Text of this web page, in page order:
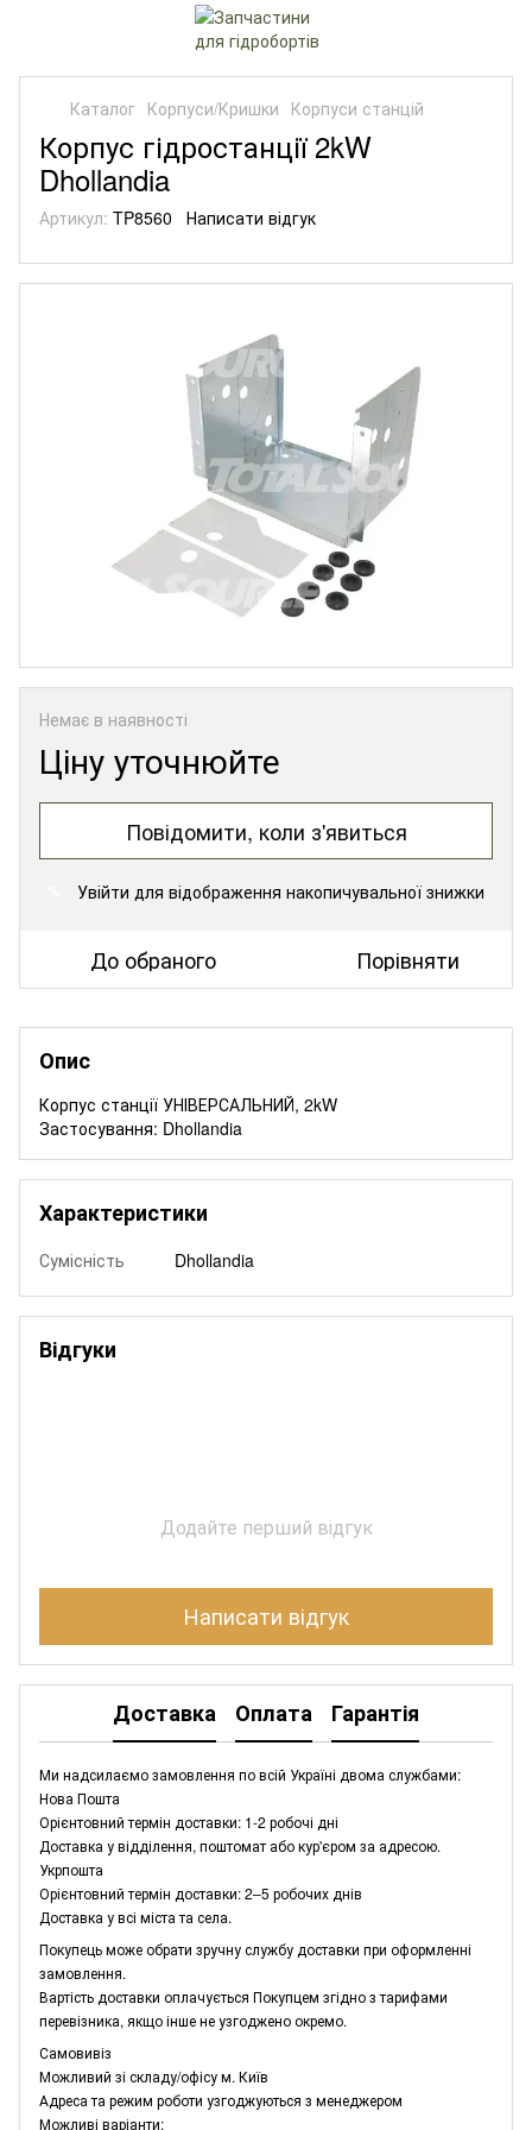
Каталог Корпуси/Кришки Корпуси станцій
Корпус гідростанції 2kW
Dhollandia
Артикул: TP8560 Написати відгук
Немає в наявності
Ціну уточнюйте
Повідомити, коли з'явиться
Увійти для відображення накопичувальної знижки
До обраного Порівняти
Опис
Корпус станції УНІВЕРСАЛЬНИЙ, 2kW
Застосування: Dhollandia
Характеристики
Сумісність Dhollandia
Відгуки
Додайте перший відгук
Написати відгук
Доставка Оплата Гарантія
Ми надсилаємо замовлення по всій Україні двома службами:
Нова Пошта
Орієнтовний термін доставки: 1-2 робочі дні
Доставка у відділення, поштомат або кур'єром за адресою.
Укрпошта
Орієнтовний термін доставки: 2–5 робочих днів
Доставка у всі міста та села.
Покупець може обрати зручну службу доставки при оформленні
замовлення.
Вартість доставки оплачується Покупцем згідно з тарифами
перевізника, якщо інше не узгоджено окремо.
Самовивіз
Можливий зі складу/офісу м. Київ
Адреса та режим роботи узгоджуються з менеджером
Можливі варіанти: